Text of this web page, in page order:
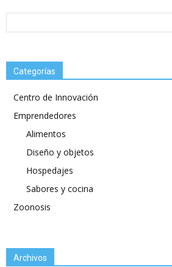
Categorías
Centro de Innovación
Emprendedores
Alimentos
Diseño y objetos
Hospedajes
Sabores y cocina
Zoonosis
Archivos